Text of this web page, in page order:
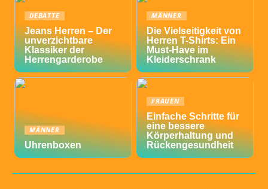
DEBATTE
Jeans Herren – Der
unverzichtbare
Klassiker der
Herrengarderobe
MÄNNER
Die Vielseitigkeit von
Herren T-Shirts: Ein
Must-Have im
Kleiderschrank
MÄNNER
Uhrenboxen
FRAUEN
Einfache Schritte für
eine bessere
Körperhaltung und
Rückengesundheit